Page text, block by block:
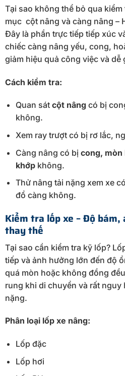
Tại sao không thể bỏ qua
mục cột nâng và càng nâng –
Đây là phần trực tiếp tiếp xúc
chiếc càng nâng yếu, cong,
giảm hiệu quả công việc và dễ
Cách kiểm tra:
Quan sát cột nâng có bị
không.
Xem ray trượt có bị rơ lắc,
Càng nâng có bị cong, mòn
khớpkhông.
Thử nâng tải nặng xem xe
đổ càng không.
Kiểm tra lốp xe – Độ bám,
thay thế
Tại sao cần kiểm tra kỹ lốp?
tiếp và ảnh hưởng lớn đến độ
quá mòn hoặc không đồng
rung khi di chuyển và rất nguy
nặng.
Phân loại lốp xe nâng:
Lốp đặc
Lốp hơi